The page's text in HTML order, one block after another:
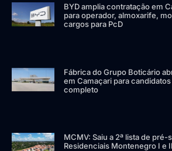
BYD amplia contratação em
para operador, almoxarife,
cargos para PcD
Fábrica do Grupo Boticário
em Camaçari para
completo
MCMV: Saiu a 2ª lista de
Residenciais Montenegro I e